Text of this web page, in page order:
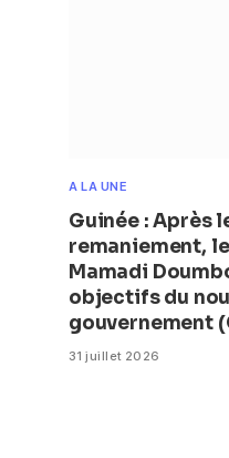
A LA UNE
Guinée : Après
remaniement,
Mamadi
objectifs du
gouvernement
31 juillet 2026